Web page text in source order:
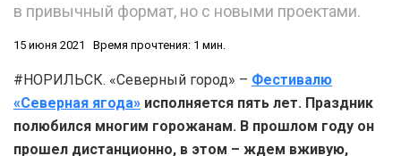
в привычный формат, но с новыми проектами.
15 июня 2021 Время прочтения: 1 мин.
#НОРИЛЬСК. «Северный город» – Фестивалю
«Северная ягода» исполняется пять лет. Праздник
полюбился многим горожанам. В прошлом году он
прошел дистанционно, в этом – ждем вживую,